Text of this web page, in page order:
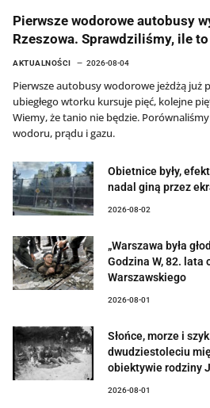
Pierwsze wodorowe autobusy
Rzeszowa. Sprawdziliśmy, ile
AKTUALNOŚCI 2026-08-04
Pierwsze autobusy wodorowe jeżdżą już
ubiegłego wtorku kursuje pięć, kolejne
Wiemy, że tanio nie będzie.
wodoru, prądu i gazu.
Obietnice były,
nadal giną przez
2026-08-02
„Warszawa była
Godzina W, 82. lata
Warszawskiego
2026-08-01
Słońce, morze i
dwudziestoleciu
obiektywie rodziny
2026-08-01